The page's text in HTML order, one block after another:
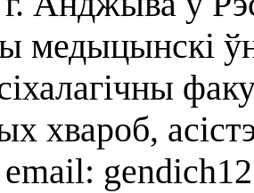
медыцынскі
хвароб,